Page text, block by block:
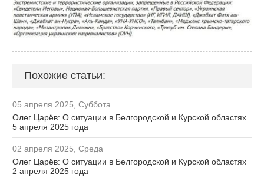
Похожие статьи:
05 апреля 2025, Суббота
Олег Царёв: О ситуации в Белгородской и Курской областях
5 апреля 2025 года
02 апреля 2025, Среда
Олег Царёв: О ситуации в Белгородской и Курской областях
2 апреля 2025 года